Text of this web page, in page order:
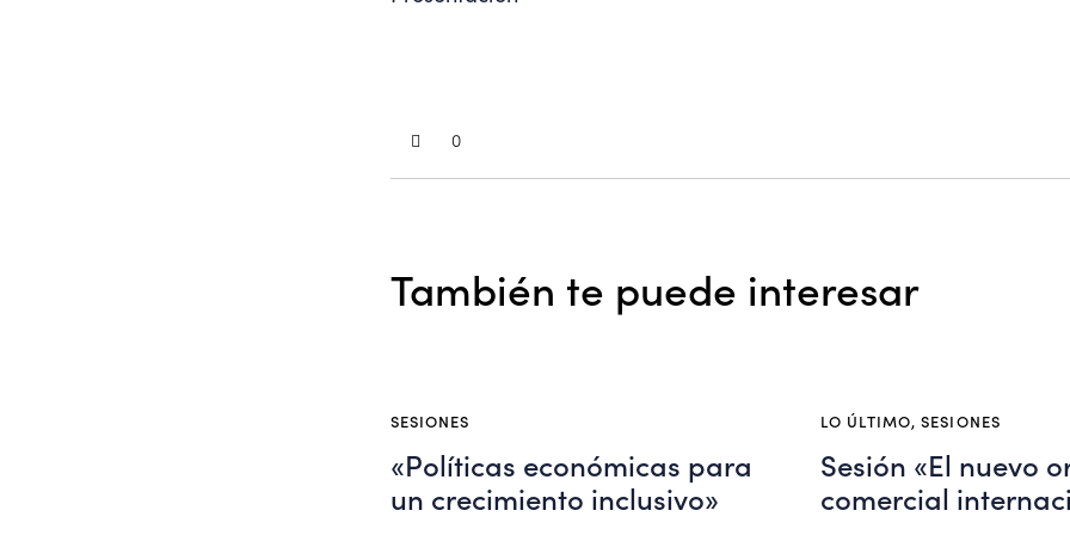
0
También te puede interesar
SESIONES
«Políticas económicas para
un crecimiento inclusivo»
LO ÚLTIMO,SESIONES
Sesión «El nuevo
comercial